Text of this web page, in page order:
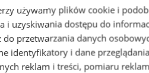
używamy plików cookie i
i uzyskiwania dostępu do
do przetwarzania danych
identyfikatory i dane
reklam i treści, pomiaru